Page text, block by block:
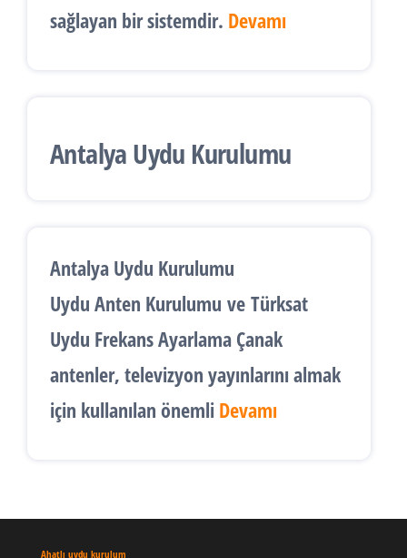
sağlayan bir sistemdir. Devamı
Antalya Uydu Kurulumu
Antalya Uydu Kurulumu
Uydu Anten Kurulumu ve Türksat
Uydu Frekans Ayarlama Çanak
antenler, televizyon yayınlarını almak
için kullanılan önemli Devamı
Ahatlı uydu kurulum